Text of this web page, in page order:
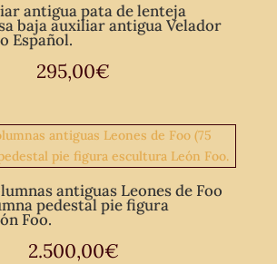
antigua pata de lenteja
baja auxiliar antigua Velador
Español.
295,00€
antiguas Leones de Foo
pedestal pie figura
Foo.
2.500,00€